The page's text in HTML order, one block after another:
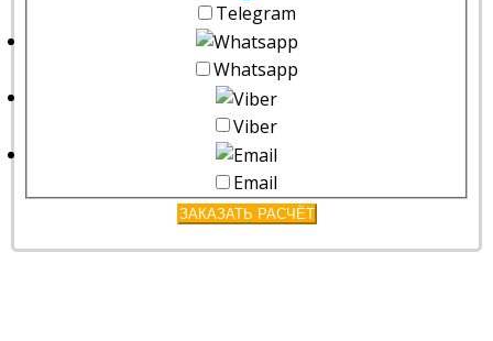
Telegram
Whatsapp
Viber
Email
ЗАКАЗАТЬ РАСЧЁТ